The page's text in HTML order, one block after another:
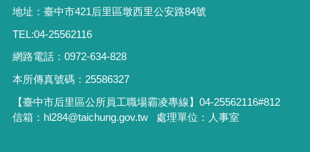
地址：臺中市421后里區墩西里公安路84號
TEL:04-25562116
網路電話：0972-634-828
本所傳真號碼：25586327
【臺中市后里區公所員工職場霸凌專線】04-25562116#812
信箱：hl284@taichung.gov.tw 處理單位：人事室